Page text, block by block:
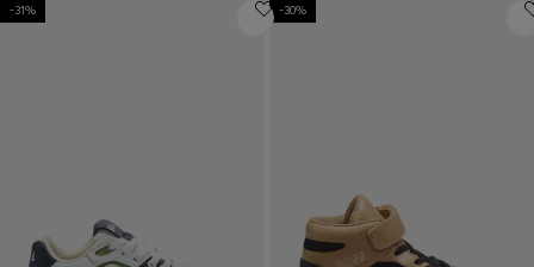
-31% -30%